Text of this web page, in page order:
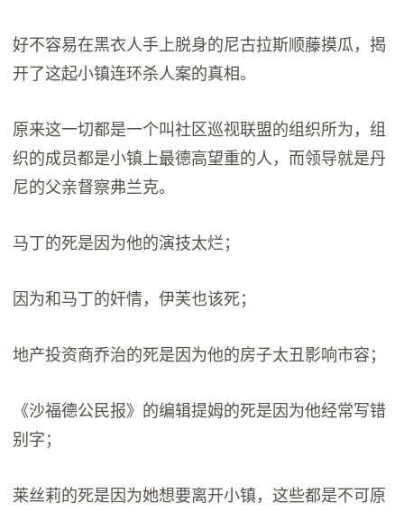
好不容易在黑衣人手上脱身的尼古拉斯顺藤摸瓜，揭
开了这起小镇连环杀人案的真相。
原来这一切都是一个叫社区巡视联盟的组织所为，组
织的成员都是小镇上最德高望重的人，而领导就是丹
尼的父亲督察弗兰克。
马丁的死是因为他的演技太烂；
因为和马丁的奸情，伊芙也该死；
地产投资商乔治的死是因为他的房子太丑影响市容；
《沙福德公民报》的编辑提姆的死是因为他经常写错
别字；
莱丝莉的死是因为她想要离开小镇，这些都是不可原